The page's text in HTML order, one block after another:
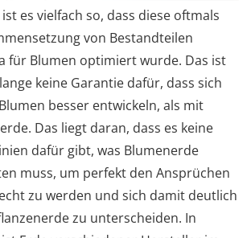
es vielfach so, dass diese oftmals
von Bestandteilen
für Blumen optimiert wurde. Das ist
keine Garantie dafür, dass sich
besser entwickeln, als mit
Das liegt daran, dass es keine
dafür gibt, was Blumenerde
muss, um perfekt den Ansprüchen
zu werden und sich damit deutlich
zu unterscheiden. In